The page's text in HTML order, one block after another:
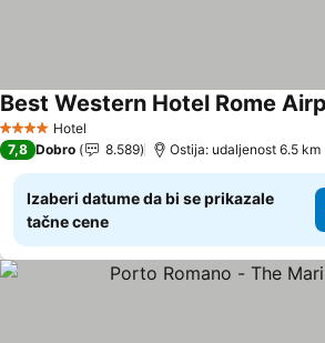
4 ZvezdiceHotel
Best Western Hotel Rome
7,8 Dobro 8.589 Ostija: udaljenost 6.5 km
Izaberi datume da bi se prikazale
tačne cene